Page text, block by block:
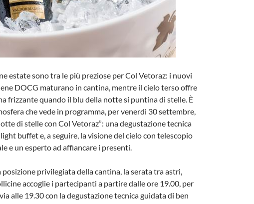
estate sono tra le più preziose per Col Vetoraz: i nuovi
DOCG maturano in cantina, mentre il cielo terso offre
frizzante quando il blu della notte si puntina di stelle. È
che vede in programma, per venerdì 30 settembre,
di stelle con Col Vetoraz”: una degustazione tecnica
buffet e, a seguire, la visione del cielo con telescopio
e un esperto ad affiancare i presenti.
posizione privilegiata della cantina, la serata tra astri,
accoglie i partecipanti a partire dalle ore 19.00, per
alle 19.30 con la degustazione tecnica guidata di ben